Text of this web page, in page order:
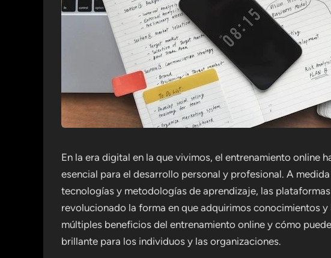
En la era digital en la que vivimos, el entrenamiento online
esencial para el desarrollo personal y profesional. A
tecnologías y metodologías de aprendizaje, las
revolucionado la forma en que adquirimos conocimientos
múltiples beneficios del entrenamiento online y cómo
brillante para los individuos y las organizaciones.